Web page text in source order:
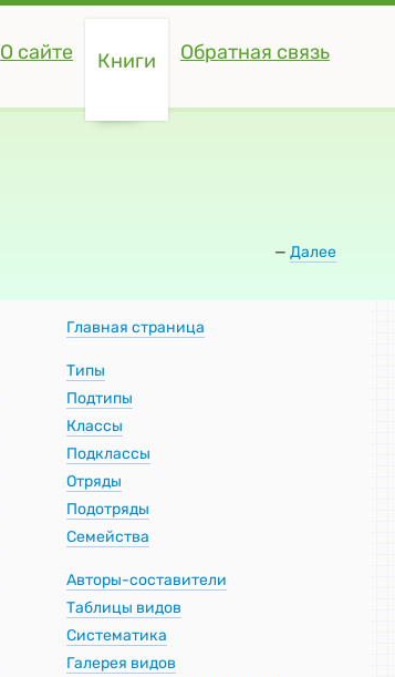
О сайте Книги Обратная связь
— Далее
Главная страница
Типы
Подтипы
Классы
Подклассы
Отряды
Подотряды
Семейства
Авторы-составители
Таблицы видов
Систематика
Галерея видов